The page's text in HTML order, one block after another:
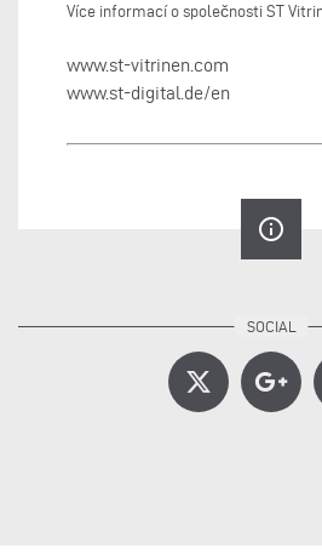
Více informací o společnosti ST
www.st-vitrinen.com
www.st-digital.de/en
info_outline